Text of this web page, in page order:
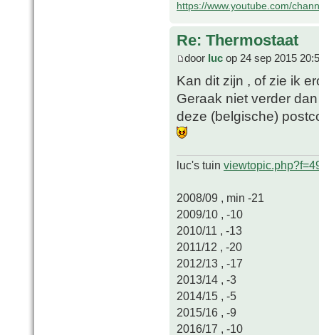
https://www.youtube.com/
Re: Thermostaat
door luc op 24 sep 2015
Kan dit zijn , of zie ik
Geraak niet verder
deze (belgische)
luc's tuin
2008/09 , min -21
2009/10 , -10
2010/11 , -13
2011/12 , -20
2012/13 , -17
2013/14 , -3
2014/15 , -5
2015/16 , -9
2016/17 , -10